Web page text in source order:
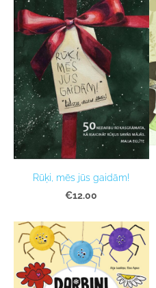
Rūķi, mēs jūs gaidām!
€12.00